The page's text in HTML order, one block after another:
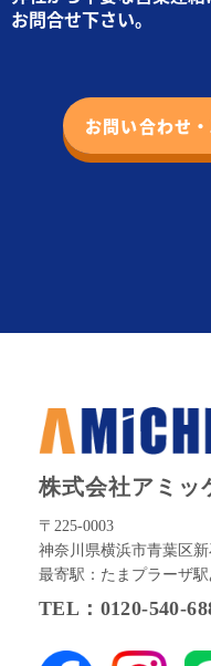
お問合せ下さい。
お問い合わせ
株式会社アミッ
〒225-0003
神奈川県横浜市青葉区
最寄駅：たまプラーザ
TEL：0120-540-